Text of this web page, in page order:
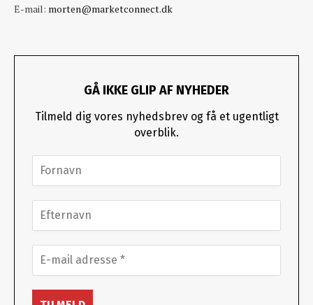
E-mail: morten@marketconnect.dk
GÅ IKKE GLIP AF NYHEDER
Tilmeld dig vores nyhedsbrev og få et ugentligt
overblik.